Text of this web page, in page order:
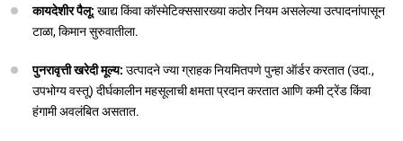
कायदेशीर पैलू: खाद्य किंवा कॉस्मेटिक्ससारख्या कठोर नियम असलेल्या उत्पादनांपासून
टाळा, किमान सुरुवातीला.
पुनरावृत्ती खरेदी मूल्य: उत्पादने ज्या ग्राहक नियमितपणे पुन्हा ऑर्डर करतात (उदा.,
उपभोग्य वस्तू) दीर्घकालीन महसूलाची क्षमता प्रदान करतात आणि कमी ट्रेंड किंवा
हंगामी अवलंबित असतात.